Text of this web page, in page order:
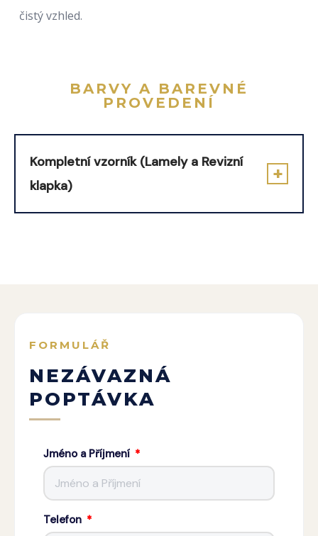
čistý vzhled.
BARVY A BAREVNÉ
PROVEDENÍ
Kompletní vzorník (Lamely a Revizní
klapka)
FORMULÁŘ
NEZÁVAZNÁ
POPTÁVKA
Jméno a Příjmení
Telefon